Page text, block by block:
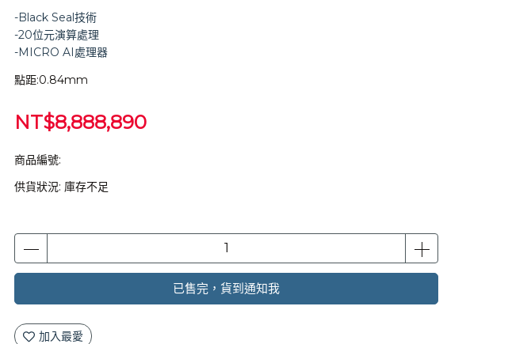
-Black Seal技術
-20位元演算處理
-MICRO AI處理器
點距:0.84mm
NT$8,888,890
商品編號:
供貨狀況: 庫存不足
已售完，貨到通知我
加入最愛